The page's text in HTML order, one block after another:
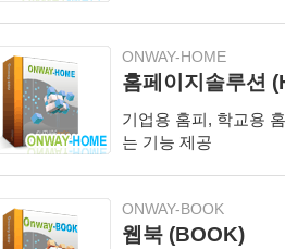
ONWAY-HOME
홈페이지솔루션
기업용 홈피, 학교용
는 기능 제공
ONWAY-BOOK
웹북 (BOOK)